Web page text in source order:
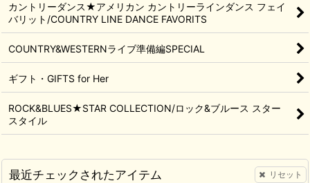
カントリーダンス★アメリカン カントリーラインダンス フェイ
バリット/COUNTRY LINE DANCE FAVORITS
COUNTRY&WESTERNライブ準備編SPECIAL
ギフト・GIFTS for Her
ROCK&BLUES★STAR COLLECTION/ロック&ブルース スター
スタイル
最近チェックされたアイテム リセット